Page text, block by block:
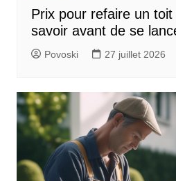
Prix pour refaire un toit
savoir avant de se
Povoski 27 juillet 2026